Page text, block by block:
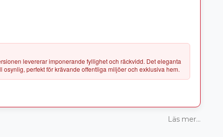
levererar imponerande fyllighet och räckvidd. Det eleganta
Läs mer...